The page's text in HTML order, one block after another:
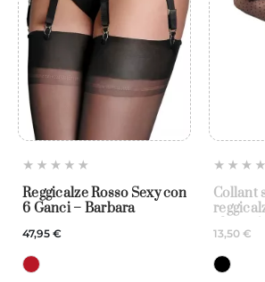
Reggicalze Rosso Sexy con
6 Ganci – Barbara
47,95 €
Collant
13,50 €